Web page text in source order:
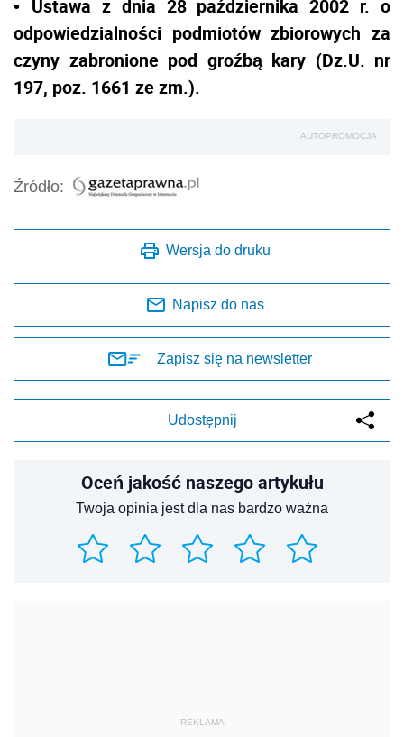
• Ustawa z dnia 28 października 2002 r. o
odpowiedzialności podmiotów zbiorowych za
czyny zabronione pod groźbą kary (Dz.U. nr
197, poz. 1661 ze zm.).
AUTOPROMOCJA
Źródło:
Wersja do druku
Napisz do nas
Zapisz się na newsletter
Udostępnij
Oceń jakość naszego artykułu
Twoja opinia jest dla nas bardzo ważna
REKLAMA